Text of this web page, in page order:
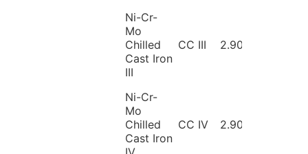
Ni-Cr-
Mo
Chilled
Cast Iron
III
CC III 2.90~3.60
Ni-Cr-
Mo
Chilled
Cast Iron
CC IV 2.90~3.60